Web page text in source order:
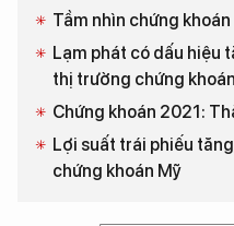
Tầm nhìn chứng khoán
Lạm phát có dấu hiệu
thị trường chứng khoán
Chứng khoán 2021:
Lợi suất trái phiếu
chứng khoán Mỹ